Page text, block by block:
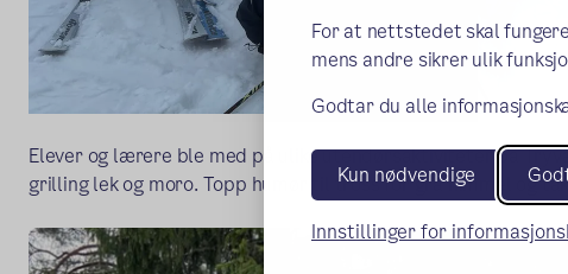
For at nettstedet skal
mens andre sikrer ulik
Godtar du alle
Kun nødvendige
Innstillinger for
Elever og lærere ble med på ulike utendørsaktiviteter på
grilling lek og moro. Topp humør til tross for grå himmel og